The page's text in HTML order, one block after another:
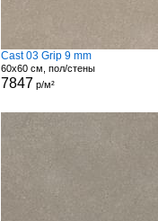
Cast 03 Grip 9 mm
60x60 см, пол/стены
7847 р/м²